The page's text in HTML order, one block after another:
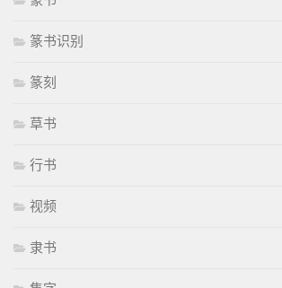
篆书识别
篆刻
草书
行书
视频
隶书